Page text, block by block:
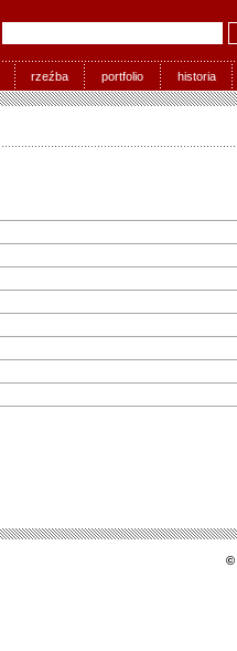
rzeźba portfolio historia
©